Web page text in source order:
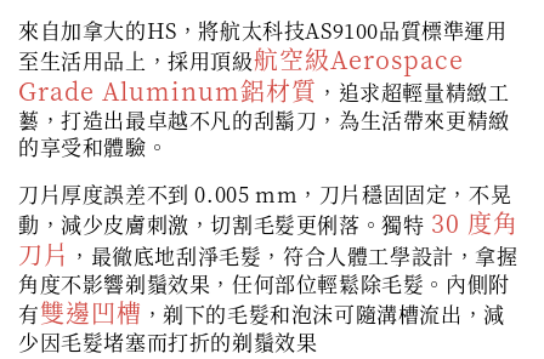
來自加拿大的HS，將航太科技AS9100品質標準運用
至生活用品上，採用頂級航空級Aerospace
Grade Aluminum鋁材質 ，追求超輕量精緻工
藝，打造出最卓越不凡的刮鬍刀，為生活帶來更精緻
的享受和體驗。
刀片厚度誤差不到 0.005 mm，刀片穩固固定，不晃
動，減少皮膚刺激，切割毛髮更俐落。獨特 30 度角
刀片 ，最徹底地刮淨毛髮，符合人體工學設計，拿握
角度不影響剃鬚效果，任何部位輕鬆除毛髮。內側附
有雙邊凹槽 ，剃下的毛髮和泡沫可隨溝槽流出，減
少因毛髮堵塞而打折的剃鬚效果